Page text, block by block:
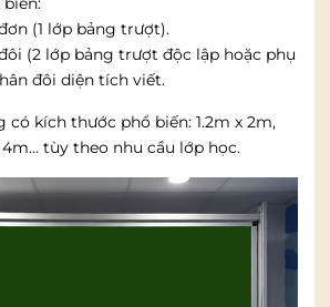
(1 lớp bảng trượt).
(2 lớp bảng trượt độc lập hoặc phụ
đôi diện tích viết.
có kích thước phổ biến: 1.2m x 2m,
4m… tùy theo nhu cầu lớp học.